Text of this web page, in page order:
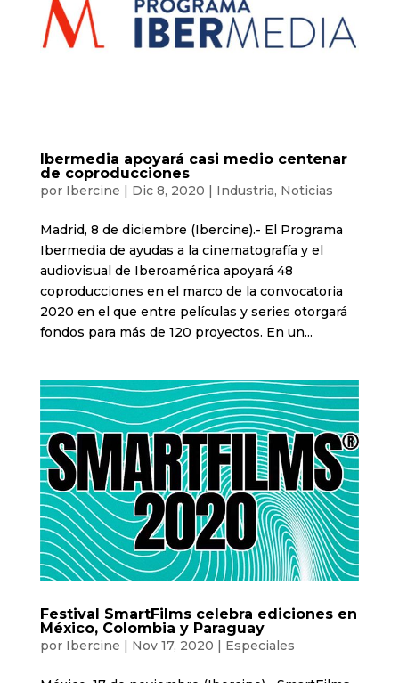
Ibermedia apoyará casi medio centenar
de coproducciones
por Ibercine | Dic 8, 2020 | Industria, Noticias
Madrid, 8 de diciembre (Ibercine).- El Programa
Ibermedia de ayudas a la cinematografía y el
audiovisual de Iberoamérica apoyará 48
coproducciones en el marco de la convocatoria
2020 en el que entre películas y series otorgará
fondos para más de 120 proyectos. En un...
Festival SmartFilms celebra ediciones en
México, Colombia y Paraguay
por Ibercine | Nov 17, 2020 | Especiales